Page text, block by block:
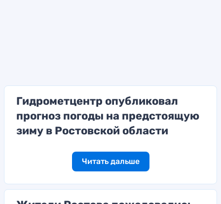
Гидрометцентр опубликовал
прогноз погоды на предстоящую
зиму в Ростовской области
Читать дальше